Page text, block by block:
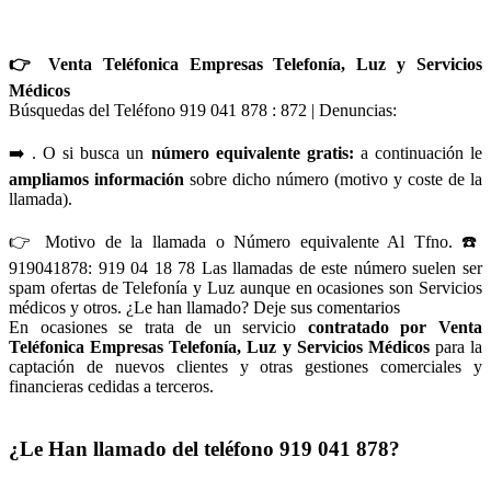
👉 Venta Teléfonica Empresas Telefonía, Luz y Servicios
Médicos
Búsquedas del Teléfono 919 041 878 : 872 | Denuncias:
➡️ . O si busca un número equivalente gratis: a continuación le
ampliamos información sobre dicho número (motivo y coste de la
llamada).
👉 Motivo de la llamada o Número equivalente Al Tfno. ☎️
919041878: 919 04 18 78 Las llamadas de este número suelen ser
spam ofertas de Telefonía y Luz aunque en ocasiones son Servicios
médicos y otros. ¿Le han llamado? Deje sus comentarios
En ocasiones se trata de un servicio contratado por Venta
Teléfonica Empresas Telefonía, Luz y Servicios Médicos para la
captación de nuevos clientes y otras gestiones comerciales y
financieras cedidas a terceros.
¿Le Han llamado del teléfono 919 041 878?